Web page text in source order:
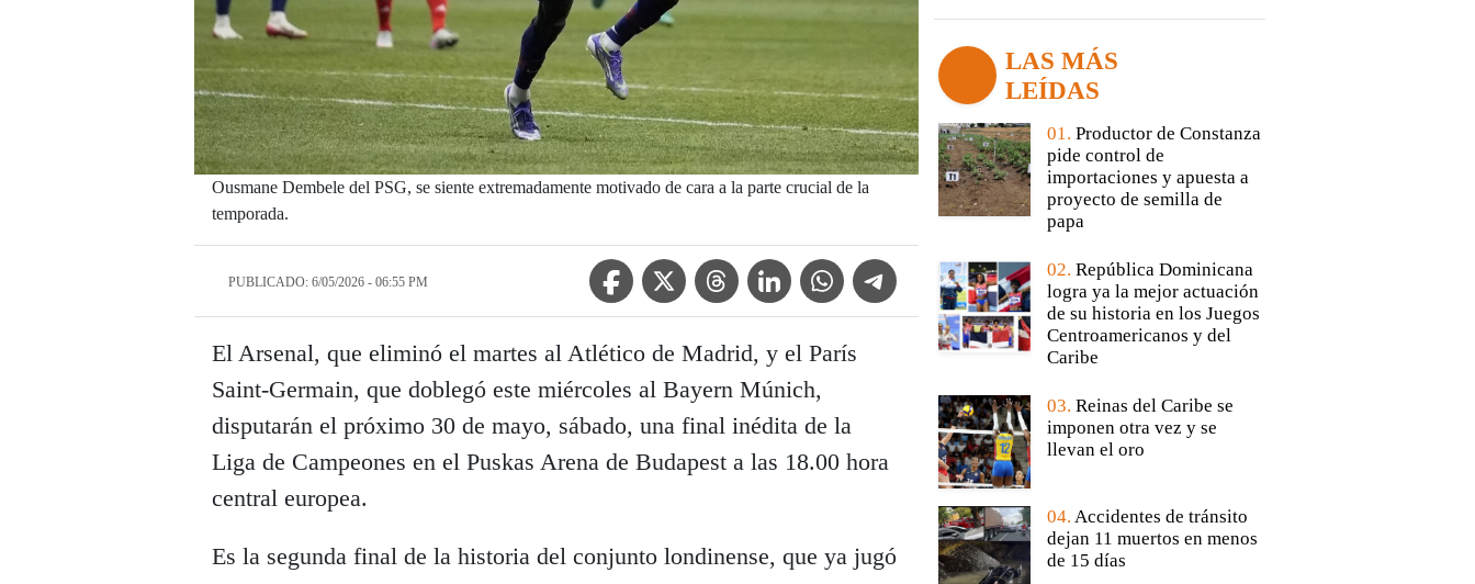
Ousmane Dembele del PSG, se siente extremadamente motivado de cara a la parte crucial de la
temporada.
PUBLICADO: 6/05/2026 - 06:55 PM
Facebook IconTwitter IconThreads IconLinkedin IconWhatsApp IconTelegram Icon
El Arsenal, que eliminó el martes al Atlético de Madrid, y el París
Saint-Germain, que doblegó este miércoles al Bayern Múnich,
disputarán el próximo 30 de mayo, sábado, una final inédita de la
Liga de Campeones en el Puskas Arena de Budapest a las 18.00 hora
central europea.
Es la segunda final de la historia del conjunto londinense, que ya jugó
LAS MÁS
LEÍDAS
01. Productor de Constanza
pide control de
importaciones y apuesta a
proyecto de semilla de
papa
02. República Dominicana
logra ya la mejor actuación
de su historia en los Juegos
Centroamericanos y del
Caribe
03. Reinas del Caribe se
imponen otra vez y se
llevan el oro
04. Accidentes de tránsito
dejan 11 muertos en menos
de 15 días